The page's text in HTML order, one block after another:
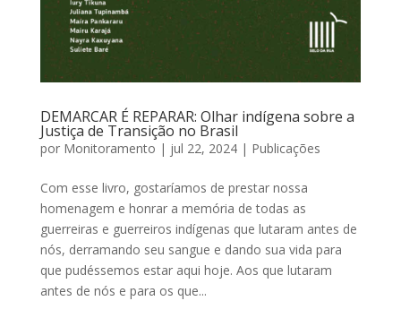
DEMARCAR É REPARAR: Olhar indígena sobre a
Justiça de Transição no Brasil
por Monitoramento | jul 22, 2024| Publicações
Com esse livro, gostaríamos de prestar nossa
homenagem e honrar a memória de todas as
guerreiras e guerreiros indígenas que lutaram antes de
nós, derramando seu sangue e dando sua vida para
que pudéssemos estar aqui hoje. Aos que lutaram
antes de nós e para os que...